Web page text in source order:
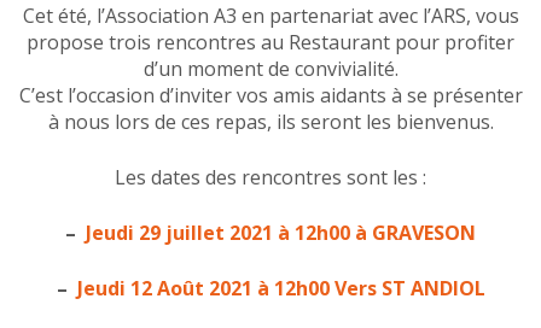
Cet été, l’Association A3 en partenariat avec l’ARS, vous
propose trois rencontres au Restaurant pour profiter
d’un moment de convivialité.
C’est l’occasion d’inviter vos amis aidants à se présenter
à nous lors de ces repas, ils seront les bienvenus.
Les dates des rencontres sont les :
– Jeudi 29 juillet 2021 à 12h00 à GRAVESON
– Jeudi 12 Août 2021 à 12h00 Vers ST ANDIOL